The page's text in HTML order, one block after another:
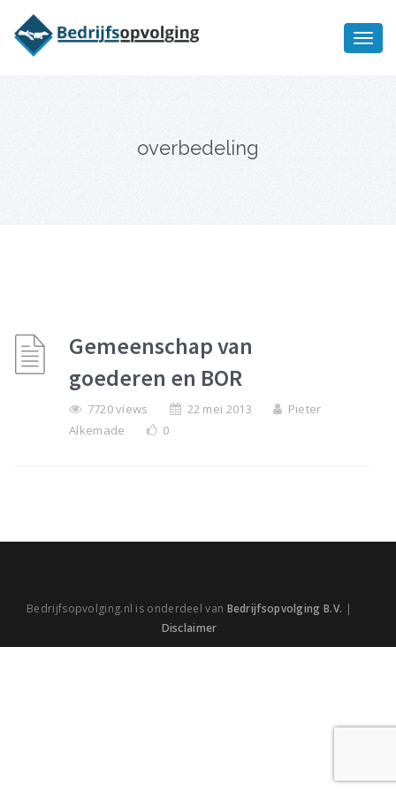
overbedeling
Gemeenschap van
goederen en BOR
7720 views 22 mei 2013
Pieter
Alkemade
0
Bedrijfsopvolging.nl is onderdeel van Bedrijfsopvolging B.V. |
Disclaimer
bedrijfsopvolging voor fiscaal
juridisch advies
Ik wil meer informatie